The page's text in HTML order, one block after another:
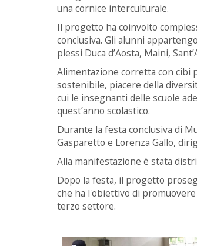
una cornice interculturale.
Il progetto ha coinvolto
conclusiva. Gli alunni
plessi Duca d’Aosta, Maini,
Alimentazione corretta con cibi
sostenibile, piacere della
cui le insegnanti delle scuole
quest’anno scolastico.
Durante la festa conclusiva di
Gasparetto e Lorenza Gallo,
Alla manifestazione è stata
Dopo la festa, il progetto
che ha l'obiettivo di
terzo settore.